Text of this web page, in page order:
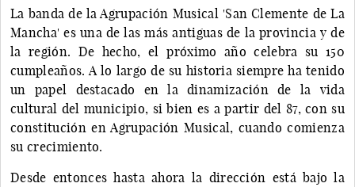
La banda de la Agrupación Musical 'San Clemente de La
Mancha' es una de las más antiguas de la provincia y de
la región. De hecho, el próximo año celebra su 150
cumpleaños. A lo largo de su historia siempre ha tenido
un papel destacado en la dinamización de la vida
cultural del municipio, si bien es a partir del 87, con su
constitución en Agrupación Musical, cuando comienza
su crecimiento.
Desde entonces hasta ahora la dirección está bajo la